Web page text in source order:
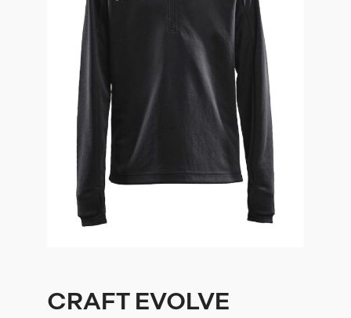
CRAFT EVOLVE